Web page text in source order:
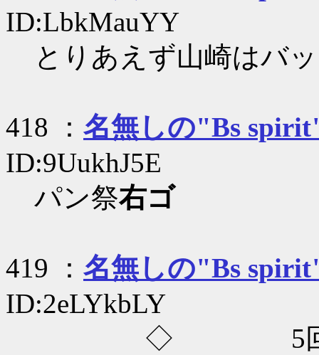
ID:LbkMauYY
とりあえず山崎はバ
418 ： 名無しの"Bs
ID:9UukhJ5E
パン祭右ゴ
419 ： 名無しの"Bs
ID:2eLYkbLY
◇ 5回